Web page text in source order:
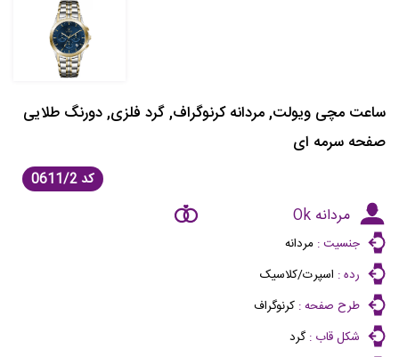
ساعت مچی ویولت, مردانه کرنوگراف, گرد فلزی, دورنگ طلایی
صفحه سرمه ای
کد
مردانه Ok
جنسیت : مردانه
رده : اسپرت/کلاسیک
طرح صفحه : کرنوگراف
شکل قاب :گرد